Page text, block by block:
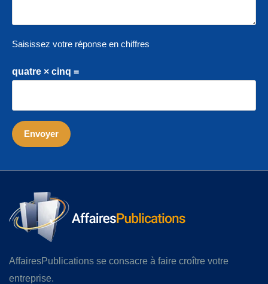
Saisissez votre réponse en chiffres
quatre × cinq =
AffairesPublications se consacre à faire croître votre
entreprise.